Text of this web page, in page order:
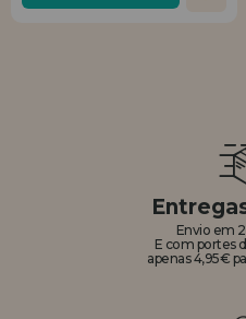
Envio em
E com portes
apenas 4,95€